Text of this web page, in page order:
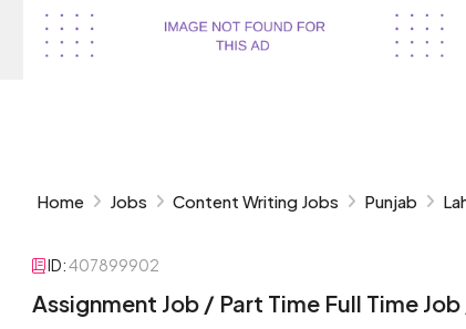
Home Jobs Content Writing Jobs Punjab
ID:407899902
Assignment Job / Part Time Full Time